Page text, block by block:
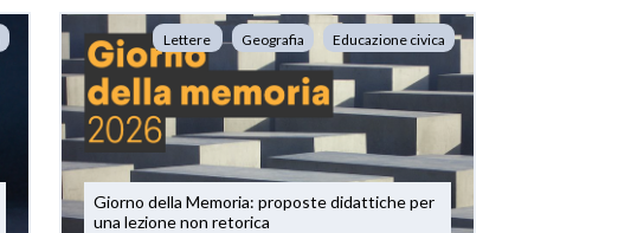
Lettere Geografia Educazione civica
Giorno della Memoria: proposte didattiche per
una lezione non retorica